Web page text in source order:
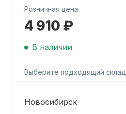
Запчасти для ПЛМ
Розничная цена
4 910 ₽
В наличии
Выберите подходящий склад
Новосибирск